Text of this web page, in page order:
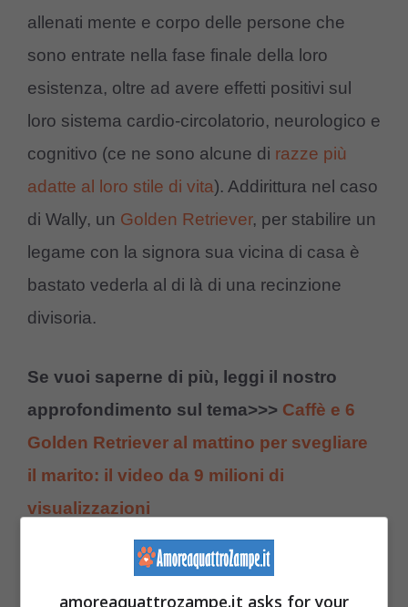
allenati mente e corpo delle persone che
sono entrate nella fase finale della loro
esistenza, oltre ad avere effetti positivi sul
loro sistema cardio-circolatorio, neurologico e
cognitivo (ce ne sono alcune di razze più
adatte al loro stile di vita). Addirittura nel caso
di Wally, un Golden Retriever, per stabilire un
legame con la signora sua vicina di casa è
bastato vederla al di là di una recinzione
divisoria.
Se vuoi saperne di più, leggi il nostro
approfondimento sul tema>>> Caffè e 6
Golden Retriever al mattino per svegliare
il marito: il video da 9 milioni di
visualizzazioni
L’amicizia tra un cane e la
sua vicina di casa: il video
amoreaquattrozampe.it asks for your